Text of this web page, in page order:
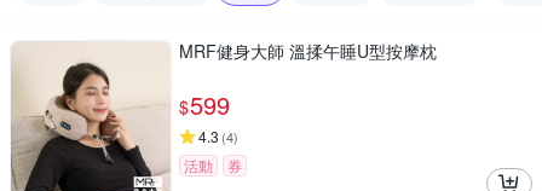
MRF健身大師 溫揉午睡U型按摩枕
$599
4.3 (4)
活動 券